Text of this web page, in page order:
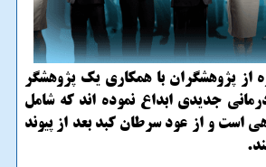
از پژوهشگران با همکاری یک پژوهشگر
جدیدی ابداع نموده اند که شامل
است و از عود سرطان کبد بعد از پیوند